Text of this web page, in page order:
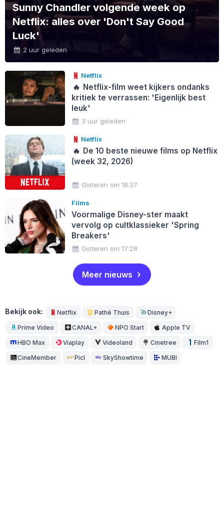
Sunny Chandler volgende week op
Netflix: alles over 'Don't Say Good
Luck'
2 uur geleden
Netflix
🔥 Netflix-film weet kijkers ondanks
kritiek te verrassen: 'Eigenlijk best
leuk'
3 uur geleden
Netflix
🔥 De 10 beste nieuwe films op Netflix
(week 32, 2026)
Gisteren om 18:37
Films
Voormalige Disney-ster maakt
vervolg op cultklassieker 'Spring
Breakers'
Gisteren om 17:28
Meer nieuws
Bekijk ook: Netflix Pathé Thuis Disney+
Prime Video CANAL+ NPO Start Apple TV
HBO Max Viaplay Videoland Cinetree Film1
CineMember Picl SkyShowtime MUBI